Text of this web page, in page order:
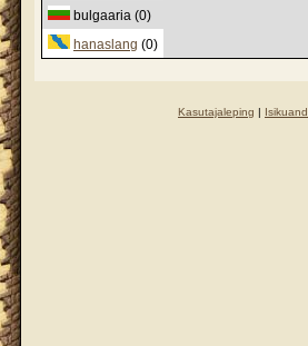
bulgaaria (0)
hanaslang (0)
Kasutajaleping |